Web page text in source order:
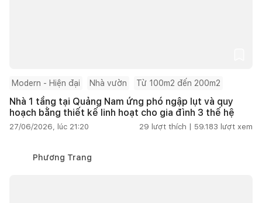
Modern - Hiện đại Nhà vườn Từ 100m2 đến 200m2
Nhà 1 tầng tại Quảng Nam ứng phó ngập lụt và quy
hoạch bằng thiết kế linh hoạt cho gia đình 3 thế hệ
27/06/2026, lúc 21:20 29 lượt thích | 59.183 lượt xem
Phương Trang